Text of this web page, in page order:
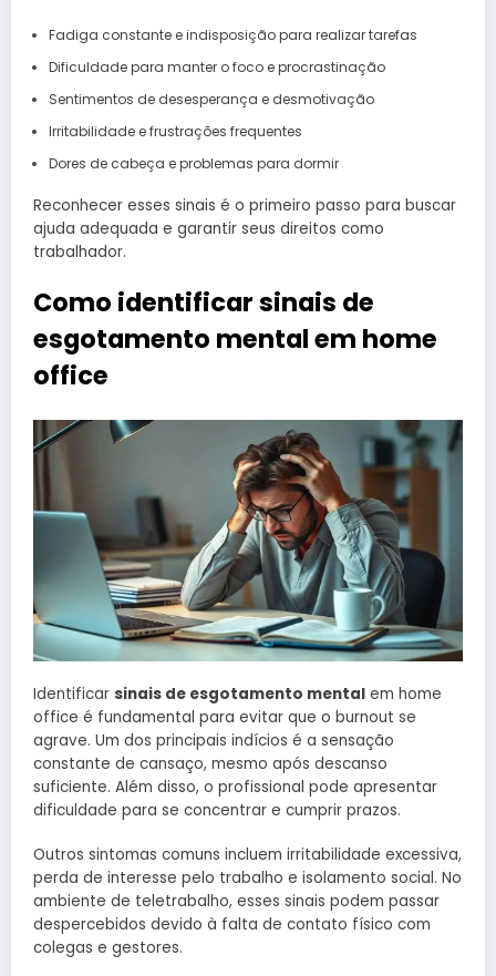
Fadiga constante e indisposição para realizar tarefas
Dificuldade para manter o foco e procrastinação
Sentimentos de desesperança e desmotivação
Irritabilidade e frustrações frequentes
Dores de cabeça e problemas para dormir
Reconhecer esses sinais é o primeiro passo para buscar
ajuda adequada e garantir seus direitos como
trabalhador.
Como identificar sinais de
esgotamento mental em home
office
Identificar sinais de esgotamento mental em home
office é fundamental para evitar que o burnout se
agrave. Um dos principais indícios é a sensação
constante de cansaço, mesmo após descanso
suficiente. Além disso, o profissional pode apresentar
dificuldade para se concentrar e cumprir prazos.
Outros sintomas comuns incluem irritabilidade excessiva,
perda de interesse pelo trabalho e isolamento social. No
ambiente de teletrabalho, esses sinais podem passar
despercebidos devido à falta de contato físico com
colegas e gestores.